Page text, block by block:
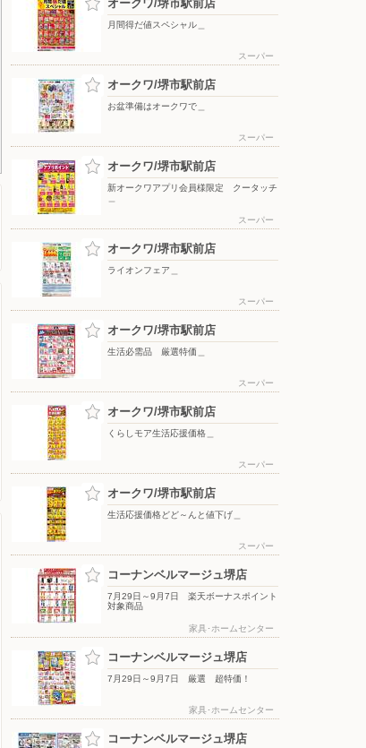
月間ラッキーポイント＿ 月間得だ値スペシャル＿
オークワ/堺市駅前店
月間得だ値スペシャル＿
スーパー
オークワ/堺市駅前店
お盆準備はオークワで＿
スーパー
オークワ/堺市駅前店
新オークワアプリ会員様限定 クータッチ
スーパー
オークワ/堺市駅前店
ライオンフェア＿
スーパー
オークワ/堺市駅前店
生活必需品 厳選特価＿
スーパー
オークワ/堺市駅前店
くらしモア生活応援価格＿
スーパー
オークワ/堺市駅前店
生活応援価格どど～んと値下げ＿
スーパー
コーナンベルマージュ堺店
7月29日～9月7日 楽天ボーナスポイント
対象商品
家具･ホームセンター
コーナンベルマージュ堺店
7月29日～9月7日 厳選 超特価！
家具･ホームセンター
コーナンベルマージュ堺店